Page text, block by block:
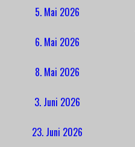
5. Mai 2026
6. Mai 2026
8. Mai 2026
3. Juni 2026
23. Juni 2026